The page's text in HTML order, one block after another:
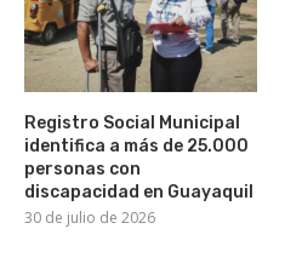
Registro Social Municipal
identifica a más de 25.000
personas con
discapacidad en Guayaquil
30 de julio de 2026